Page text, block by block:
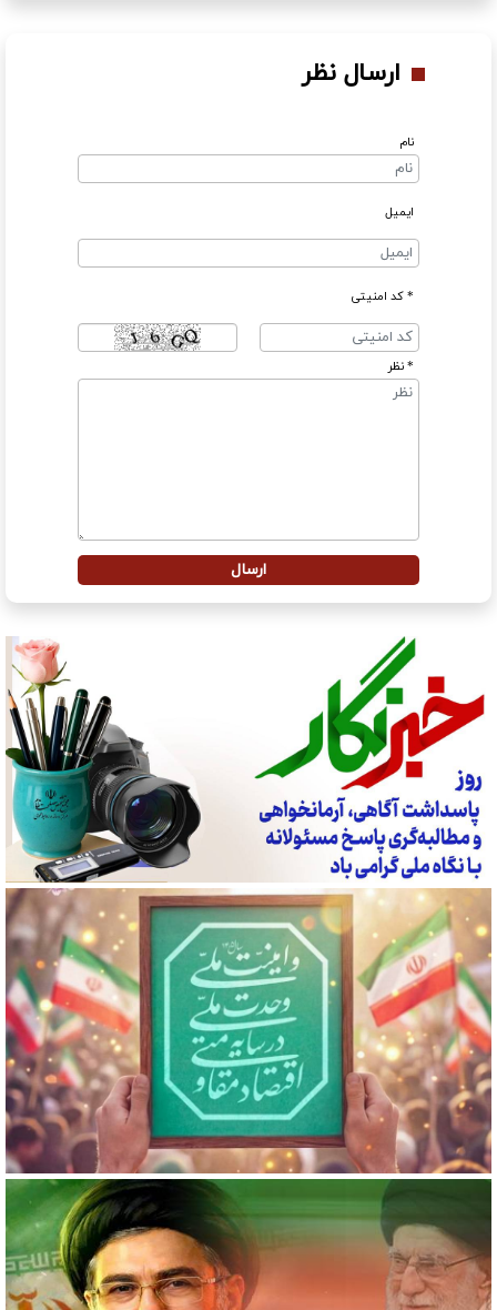
ارسال نظر
نام
ایمیل
* کد امنیتی
* نظر